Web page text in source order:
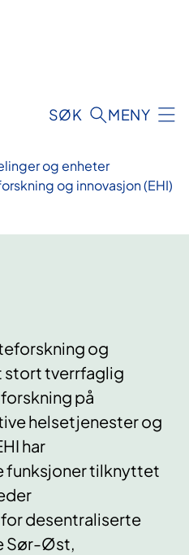
SØK MENY
og enheter
og innovasjon (EHI)
og
stort tverrfaglig
på
helsetjenester og
har
funksjoner tilknyttet
desentraliserte
Sør-Øst,